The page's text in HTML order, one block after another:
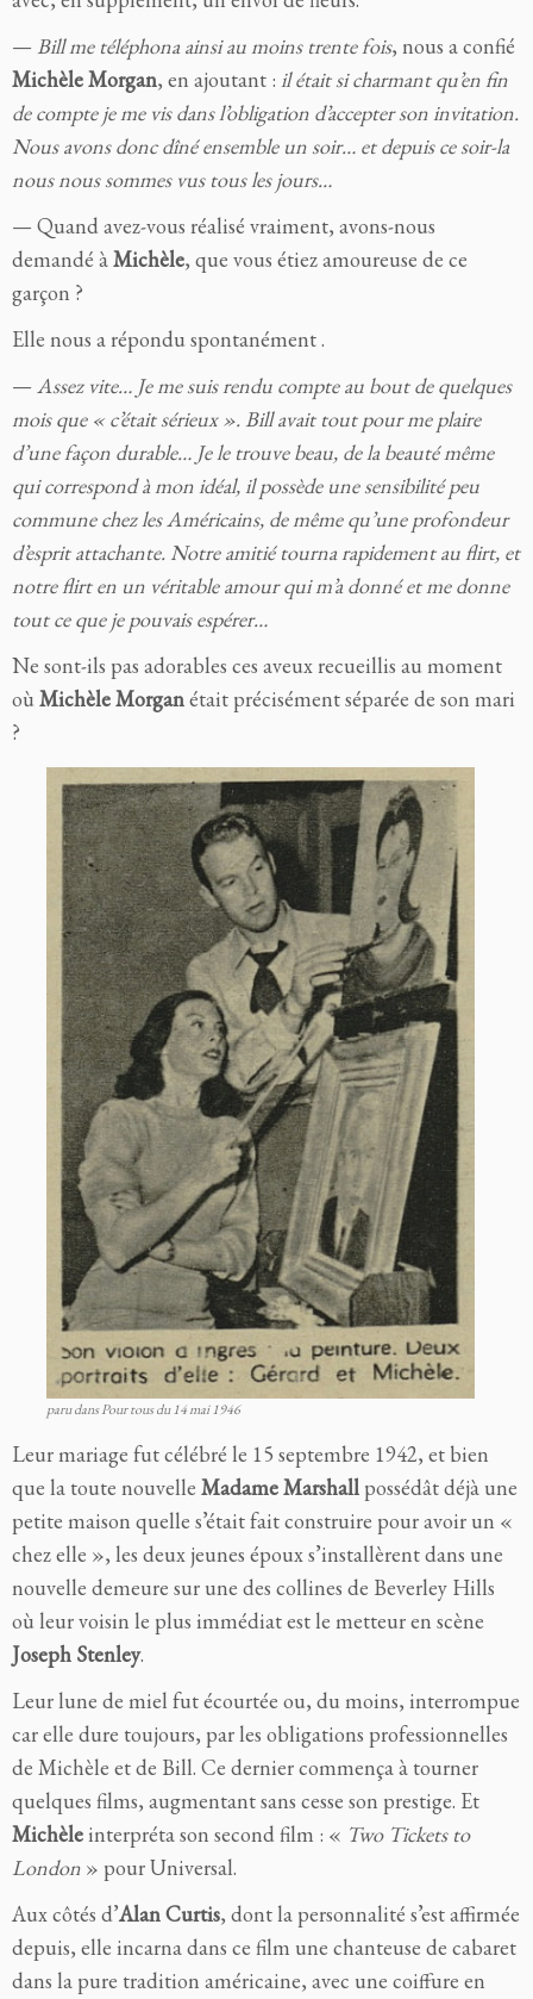
—Bill me téléphona ainsi au moins trente fois, nous a confié
Michèle Morgan, en ajoutant : il était si charmant qu’en fin
de compte je me vis dans l’obligation d’accepter son invitation.
Nous avons donc dîné ensemble un soir… et depuis ce soir-la
nous nous sommes vus tous les jours…
— Quand avez-vous réalisé vraiment, avons-nous
demandé àMichèle, que vous étiez amoureuse de ce
garçon ?
Elle nous a répondu spontanément .
—Assez vite… Je me suis rendu compte au bout de quelques
mois que « c’était sérieux ». Bill avait tout pour me plaire
d’une façon durable… Je le trouve beau, de la beauté même
qui correspond à mon idéal, il possède une sensibilité peu
commune chez les Américains, de même qu’une profondeur
d’esprit attachante. Notre amitié tourna rapidement au flirt, et
notre flirt en un véritable amour qui m’a donné et me donne
tout ce que je pouvais espérer…
Ne sont-ils pas adorables ces aveux recueillis au moment
où Michèle Morganétait précisément séparée de son mari
?
paru dans Pour tous du 14 mai 1946
Leur mariage fut célébré le 15 septembre 1942, et bien
que la toute nouvelle Madame Marshall possédât déjà une
petite maison quelle s’était fait construire pour avoir un «
chez elle », les deux jeunes époux s’installèrent dans une
nouvelle demeure sur une des collines de Beverley Hills
où leur voisin le plus immédiat est le metteur en scène
Joseph Stenley.
Leur lune de miel fut écourtée ou, du moins, interrompue
car elle dure toujours, par les obligations professionnelles
de Michèle et de Bill. Ce dernier commença à tourner
quelques films, augmentant sans cesse son prestige. Et
Michèleinterpréta son second film : « Two Tickets to
London » pour Universal.
Aux côtés d’Alan Curtis, dont la personnalité s’est affirmée
depuis, elle incarna dans ce film une chanteuse de cabaret
dans la pure tradition américaine, avec une coiffure en